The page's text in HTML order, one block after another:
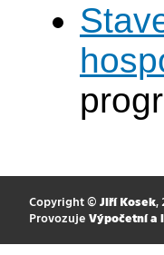
Copyright © Jiří Kosek,
Provozuje Výpočetní a